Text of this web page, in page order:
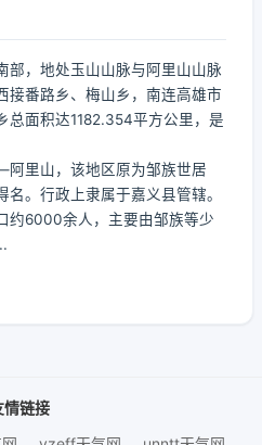
部，地处玉山山脉与阿里山山脉
接番路乡、梅山乡，南连高雄市
总面积达1182.354平方公里，是
里山，该地区原为邹族世居
。行政上隶属于嘉义县管辖。
约6000余人，主要由邹族等少
情链接